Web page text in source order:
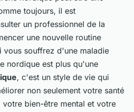
toujours, il est
un professionnel de la
une nouvelle routine
souffrez d'une maladie
nordique est plus qu'une
, c'est un style de vie qui
non seulement votre santé
votre bien-être mental et votre